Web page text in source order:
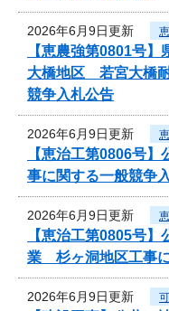
2026年6月9日更新
【恵農強第0801号
大橋地区 若宮大橋
競争入札公告
2026年6月9日更新
【恵治工第0806号
事に関する一般競争
2026年6月9日更新
【恵治工第0805号
業 杉ヶ洞地区工事
2026年6月9日更新